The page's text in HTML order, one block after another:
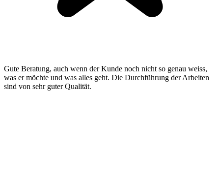
Gute Beratung, auch wenn der Kunde noch nicht so genau weiss,
was er möchte und was alles geht. Die Durchführung der Arbeiten
sind von sehr guter Qualität.